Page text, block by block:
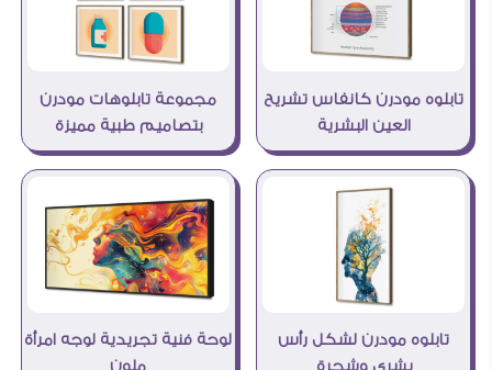
تابلوه مودرن كانفاس تشريح
العين البشرية
مجموعة تابلوهات مودرن
بتصاميم طبية مميزة
تابلوه مودرن لشكل رأس
لوحة فنية تجريدية لوجه امرأة